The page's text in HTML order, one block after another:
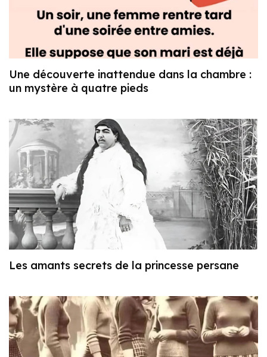
Une découverte inattendue dans la chambre :
un mystère à quatre pieds
Les amants secrets de la princesse persane